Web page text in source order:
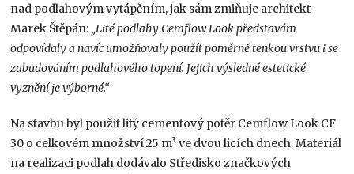
nad podlahovým vytápěním, jak sám zmiňuje architekt
Marek Štěpán: „Lité podlahy Cemflow Look představám
odpovídaly a navíc umožňovaly použít poměrně tenkou vrstvu i se
zabudováním podlahového topení. Jejich výsledné estetické
vyznění je výborné.“
Na stavbu byl použit litý cementový potěr Cemflow Look CF
30 o celkovém množství 25 m³ ve dvou licích dnech. Materiál
na realizaci podlah dodávalo Středisko značkových